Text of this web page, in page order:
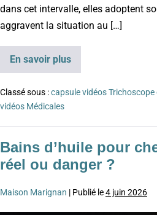
dans cet intervalle, elles adoptent
aggravent la situation au […]
En savoir plus
Classé sous :capsule vidéos
vidéos Médicales
Bains d’huile pour
réel ou danger ?
Maison Marignan | Publié le4 juin 2026